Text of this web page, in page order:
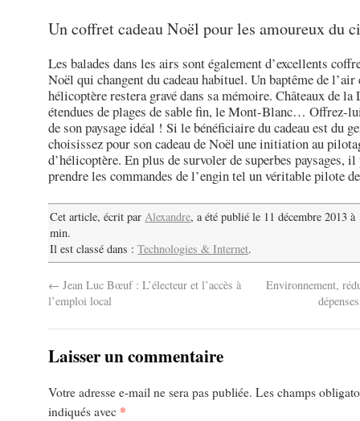
Un coffret cadeau Noël pour les amoureux du
Les balades dans les airs sont également d’excellents
Noël qui changent du cadeau habituel. Un baptême de l’air
hélicoptère restera gravé dans sa mémoire. Châteaux de la
étendues de plages de sable fin, le Mont-Blanc… Offrez-
de son paysage idéal ! Si le bénéficiaire du cadeau est du
choisissez pour son cadeau de Noël une initiation au
d’hélicoptère. En plus de survoler de superbes paysages,
prendre les commandes de l’engin tel un véritable pilote
Cet article, écrit par Alexandre, a été publié le 11 décembre 2013 à
min.
Il est classé dans :Technologies & Internet.
← Jean Luc Bœuf : L’électeur et l’accès à
l’emploi local
Environnement,
Laisser un commentaire
Votre adresse e-mail ne sera pas publiée. Les champs
indiqués avec *